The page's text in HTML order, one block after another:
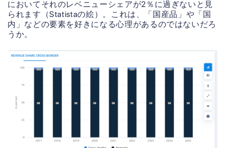
においてそれのレベニューシェアが2％に過ぎないと見
られます（Statistaの絵）。これは、「国産品」や「国
内」などの要素を好きになる心理があるのではないだろ
うか。